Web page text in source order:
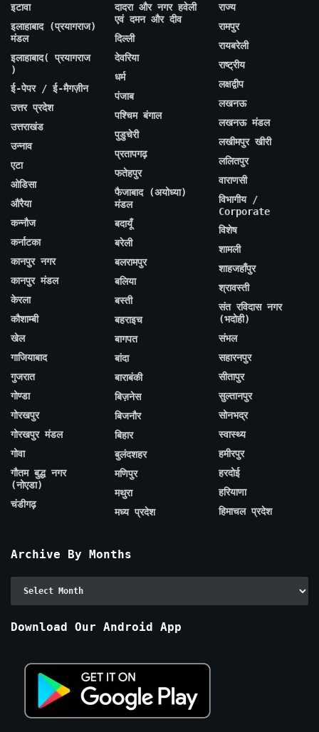
इटावा
इलाहाबाद (प्रयागराज)
मंडल
इलाहाबाद( प्रयागराज
)
ई-पेपर / ई-मैगज़ीन
उत्तर प्रदेश
उत्तराखंड
उन्नाव
एटा
ओडिसा
औरैया
कन्नौज
कर्नाटका
कानपुर नगर
कानपुर मंडल
केरला
कौशाम्बी
खेल
गाजियाबाद
गुजरात
गोण्डा
गोरखपुर
गोरखपुर मंडल
गोवा
गौतम बुद्ध नगर
(नोएडा)
चंडीगढ़
दादरा और नगर हवेली
एवं दमन और दीव
दिल्ली
देवरिया
धर्म
पंजाब
पश्चिम बंगाल
पुडुचेरी
प्रतापगढ़
फतेहपुर
फैजाबाद (अयोध्या)
मंडल
बदायूँ
बरेली
बलरामपुर
बलिया
बस्ती
बहराइच
बागपत
बांदा
बाराबंकी
बिज़नेस
बिजनौर
बिहार
बुलंदशहर
मणिपुर
मथुरा
मध्य प्रदेश
राज्य
रामपुर
रायबरेली
राष्ट्रीय
लक्षद्वीप
लखनऊ
लखनऊ मंडल
लखीमपुर खीरी
ललितपुर
वाराणसी
विभागीय /
Corporate
विशेष
शामली
शाहजहाँपुर
श्रावस्ती
संत रविदास नगर
(भदोही)
संभल
सहारनपुर
सीतापुर
सुल्तानपुर
सोनभद्र
स्वास्थ्य
हमीरपुर
हरदोई
हरियाणा
हिमाचल प्रदेश
Archive By Months
Download Our Android App